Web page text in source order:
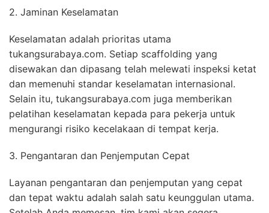
2. Jaminan Keselamatan
Keselamatan adalah prioritas utama
tukangsurabaya.com. Setiap scaffolding yang
disewakan dan dipasang telah melewati inspeksi ketat
dan memenuhi standar keselamatan internasional.
Selain itu, tukangsurabaya.com juga memberikan
pelatihan keselamatan kepada para pekerja untuk
mengurangi risiko kecelakaan di tempat kerja.
3. Pengantaran dan Penjemputan Cepat
Layanan pengantaran dan penjemputan yang cepat
dan tepat waktu adalah salah satu keunggulan utama.